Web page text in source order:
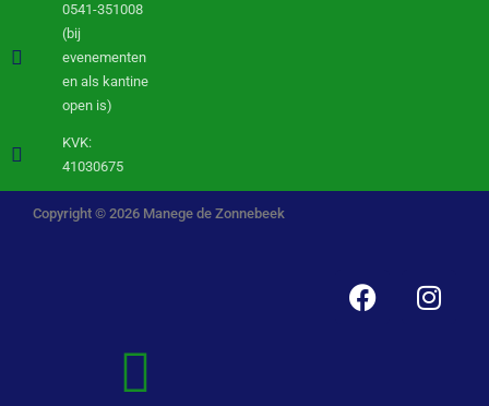
0541-351008
(bij
evenementen
en als kantine
open is)
KVK:
41030675
Copyright © 2026 Manege de Zonnebeek